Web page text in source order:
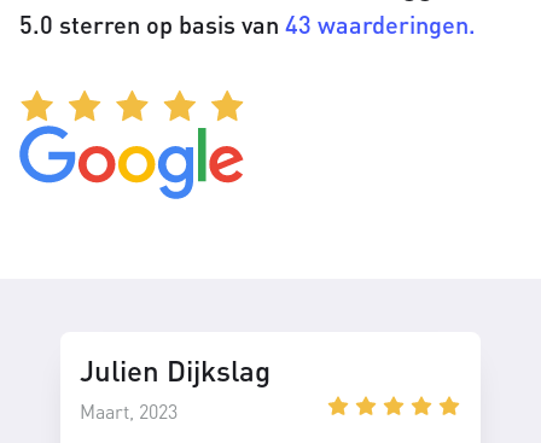
5.0 sterren op basis van 43 waarderingen.
Julien Dijkslag
Maart, 2023